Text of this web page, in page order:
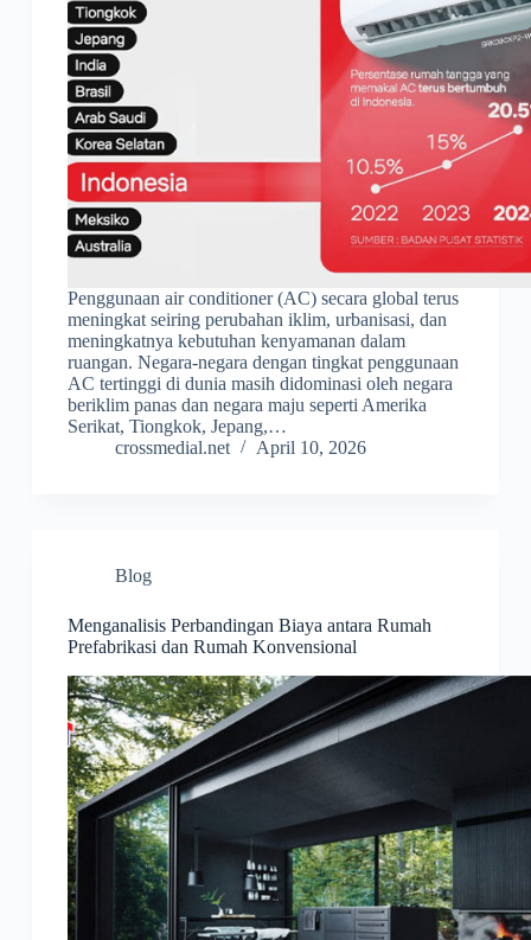
Penggunaan air conditioner (AC) secara global terus
meningkat seiring perubahan iklim, urbanisasi, dan
meningkatnya kebutuhan kenyamanan dalam
ruangan. Negara-negara dengan tingkat penggunaan
AC tertinggi di dunia masih didominasi oleh negara
beriklim panas dan negara maju seperti Amerika
Serikat, Tiongkok, Jepang,…
crossmedial.net
April 10, 2026
Blog
Menganalisis Perbandingan Biaya antara Rumah
Prefabrikasi dan Rumah Konvensional